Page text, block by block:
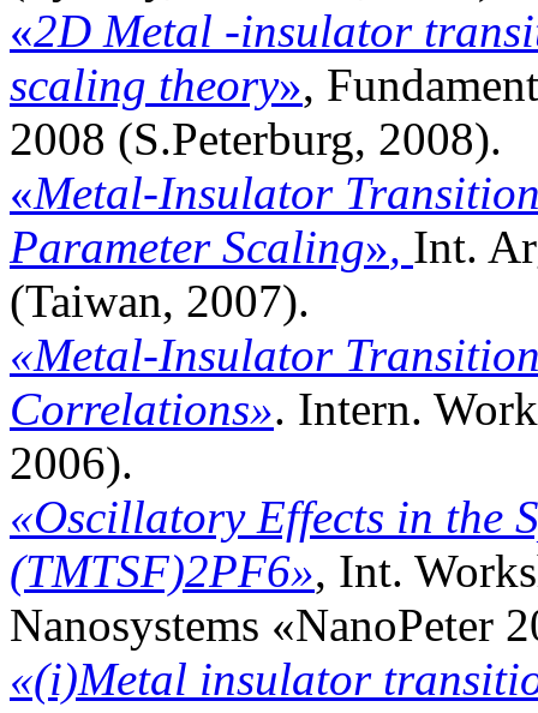
«2D Metal -insulator
scaling theory»,
2008 (S.Peterburg, 2008).
«Metal-Insulator
Parameter Scaling», Int.
(Taiwan, 2007).
«Metal-Insulator
Correlations». Intern.
2006).
«Oscillatory Effects in the
(TMTSF)2PF6», Int.
Nanosystems «NanoPeter
«(i)Metal insulator